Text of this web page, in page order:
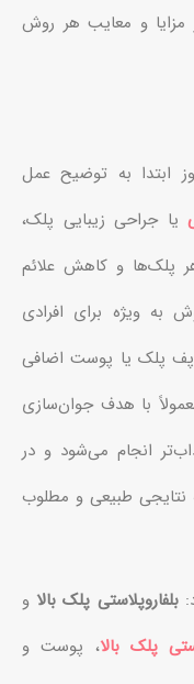
مزایا و معایب هر روش
ابتدا به توضیح عمل
یا جراحی زیبایی پلک،
پلک‌ها و کاهش علائم
ویژه برای افرادی
پلک یا پوست اضافی
با هدف جوان‌سازی
انجام می‌شود و در
نتایجی طبیعی و مطلوب
بلفاروپلاستی پلک بالا و
پلک بالا، پوست و